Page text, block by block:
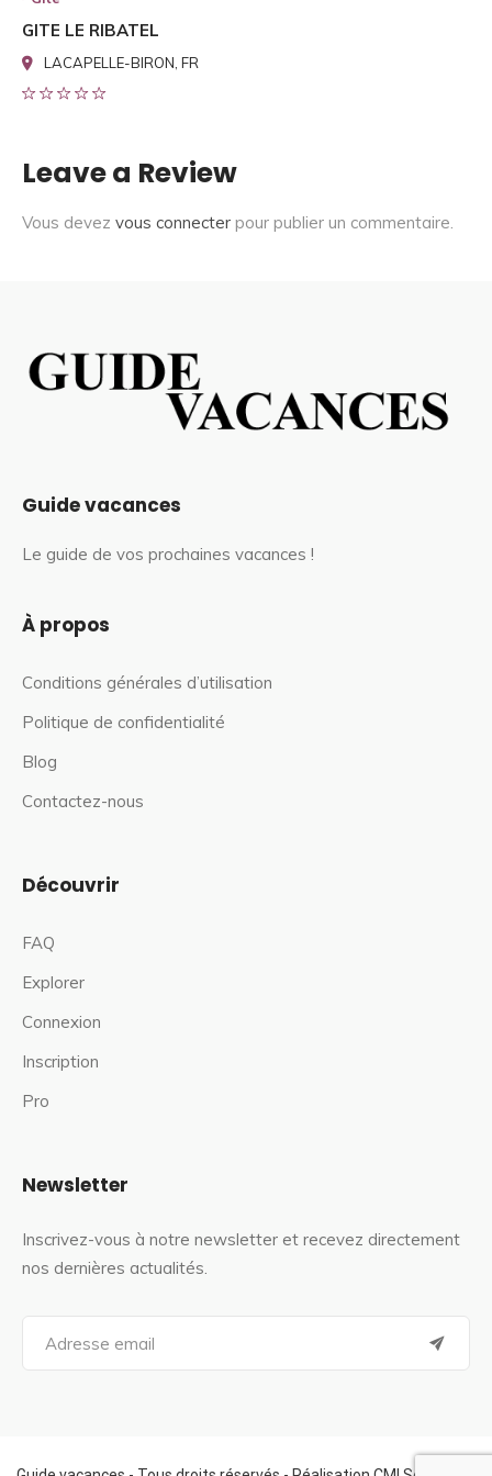
GITE LE RIBATEL
LACAPELLE-BIRON, FR
Leave a Review
Vous devez vous connecter pour publier un commentaire.
Guide vacances
Le guide de vos prochaines vacances !
À propos
Conditions générales d’utilisation
Politique de confidentialité
Blog
Contactez-nous
Découvrir
FAQ
Explorer
Connexion
Inscription
Pro
Newsletter
Inscrivez-vous à notre newsletter et recevez directement
nos dernières actualités.
a
f